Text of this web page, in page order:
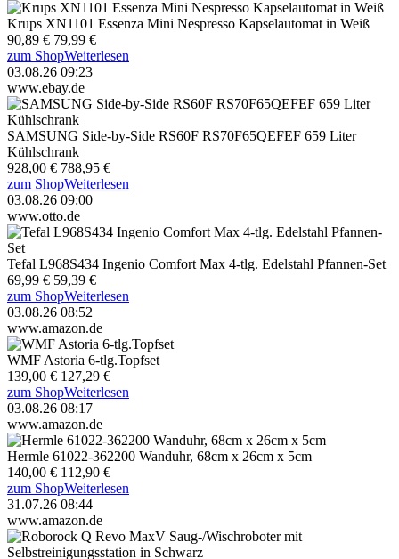
Krups XN1101 Essenza Mini Nespresso Kapselautomat in Weiß
90,89 € 79,99 €
zum ShopWeiterlesen
03.08.26 09:23
www.ebay.de
SAMSUNG Side-by-Side RS60F RS70F65QEFEF 659 Liter
Kühlschrank
928,00 € 788,95 €
zum ShopWeiterlesen
03.08.26 09:00
www.otto.de
Tefal L968S434 Ingenio Comfort Max 4-tlg. Edelstahl Pfannen-Set
69,99 € 59,39 €
zum ShopWeiterlesen
03.08.26 08:52
www.amazon.de
WMF Astoria 6-tlg.Topfset
139,00 € 127,29 €
zum ShopWeiterlesen
03.08.26 08:17
www.amazon.de
Hermle 61022-362200 Wanduhr, 68cm x 26cm x 5cm
140,00 € 112,90 €
zum ShopWeiterlesen
31.07.26 08:44
www.amazon.de